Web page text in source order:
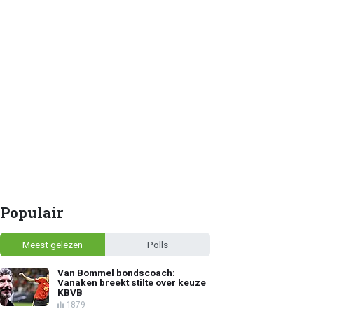
Populair
Meest gelezen Polls
Van Bommel bondscoach:
Vanaken breekt stilte over keuze
KBVB
1879